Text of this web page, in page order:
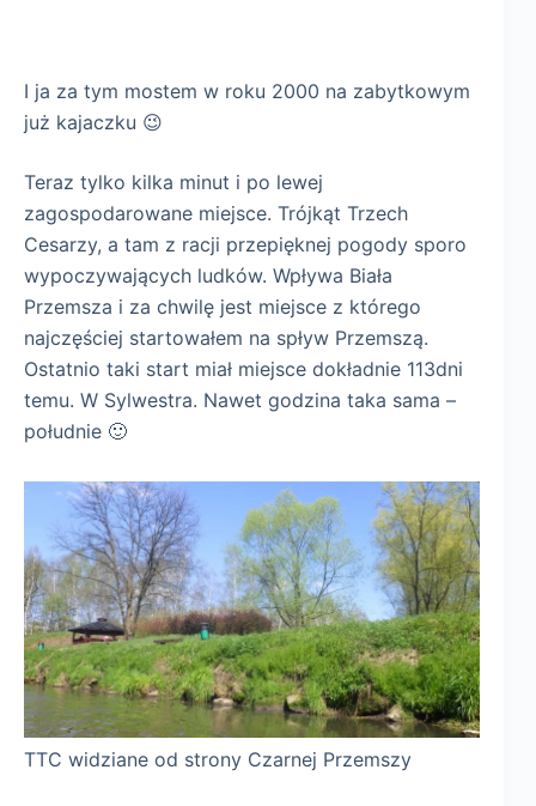
I ja za tym mostem w roku 2000 na zabytkowym
już kajaczku 😉
Teraz tylko kilka minut i po lewej
zagospodarowane miejsce. Trójkąt Trzech
Cesarzy, a tam z racji przepięknej pogody sporo
wypoczywających ludków. Wpływa Biała
Przemsza i za chwilę jest miejsce z którego
najczęściej startowałem na spływ Przemszą.
Ostatnio taki start miał miejsce dokładnie 113dni
temu. W Sylwestra. Nawet godzina taka sama –
południe 🙂
TTC widziane od strony Czarnej Przemszy